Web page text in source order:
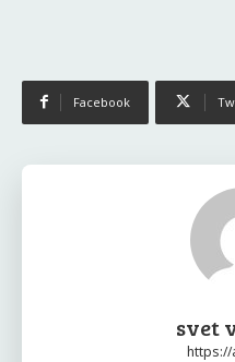
Facebook
svet
https://